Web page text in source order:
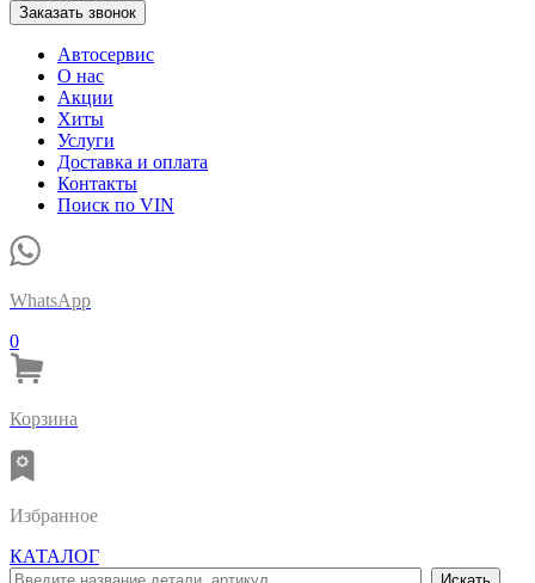
Заказать звонок
Автосервис
О нас
Акции
Хиты
Услуги
Доставка и оплата
Контакты
Поиск по VIN
WhatsApp
0
Корзина
Избранное
КАТАЛОГ